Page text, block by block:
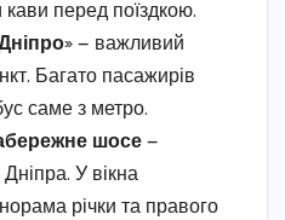
кави перед поїздкою.
— важливий
Багато пасажирів
саме з метро.
шосе —
У вікна
річки та правого